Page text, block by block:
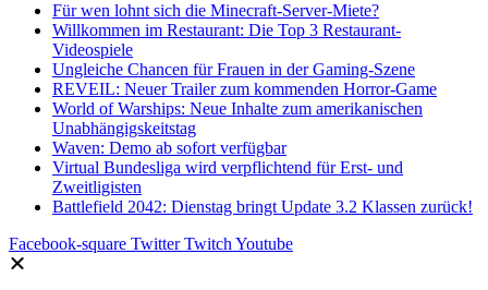
Für wen lohnt sich die Minecraft-Server-Miete?
Willkommen im Restaurant: Die Top 3 Restaurant-
Videospiele
Ungleiche Chancen für Frauen in der Gaming-Szene
REVEIL: Neuer Trailer zum kommenden Horror-Game
World of Warships: Neue Inhalte zum amerikanischen
Unabhängigskeitstag
Waven: Demo ab sofort verfügbar
Virtual Bundesliga wird verpflichtend für Erst- und
Zweitligisten
Battlefield 2042: Dienstag bringt Update 3.2 Klassen zurück!
Facebook-square Twitter Twitch Youtube